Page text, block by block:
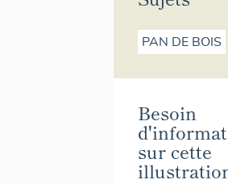
PAN DE BOIS
Besoin
sur cette